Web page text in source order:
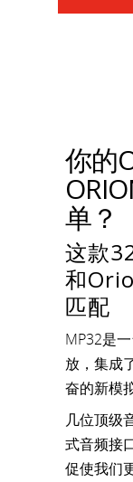
你的
单？
这款
和
匹配
MP32是
放，集成
奋的新模
几位顶级
式音频接
促使我们